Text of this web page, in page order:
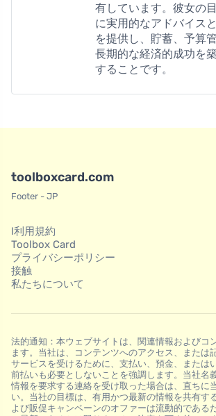
有しています。彼女の
に実用的なアドバイス
を提供し、貯蓄、予算
長期的な経済的成功を
することです。
toolboxcard.com
Footer - JP
l利用規約
Toolbox Card
プライバシーポリシー
接触
私たちについて
法的通知：本ウェブサイトは、関連情報およびコ
ます。当社は、コンテンツへのアクセス、または
サービスを受けるために、支払い、預金、または
前払いも必要としないことを強調します。当社名
情報を要求する連絡を受け取った場合は、直ちに
い。当社の目標は、有用かつ最新の情報を共有す
よび販促キャンペーンのオファーは流動的である